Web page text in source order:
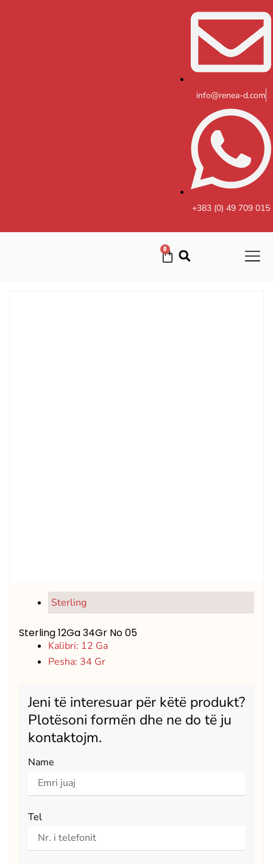
info@renea-d.com
+383 (0) 49 709 015
0
Cart
Sterling
Sterling 12Ga 34Gr No 05
Kalibri: 12 Ga
Pesha: 34 Gr
Jeni të interesuar për këtë produkt?
Plotësoni formën dhe ne do të ju
kontaktojm.
Name
Tel